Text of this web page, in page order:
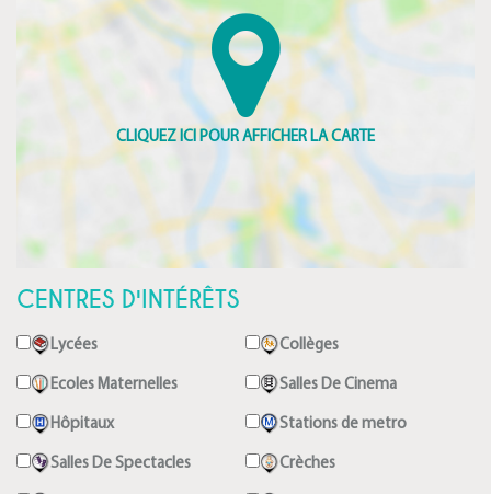
CENTRES D'INTÉRÊTS
Lycées Collèges
Ecoles Maternelles Salles De Cinema
Hôpitaux Stations de metro
Salles De Spectacles Crèches